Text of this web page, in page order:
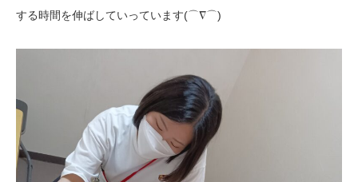
する時間を伸ばしていっています(⌒∇⌒)